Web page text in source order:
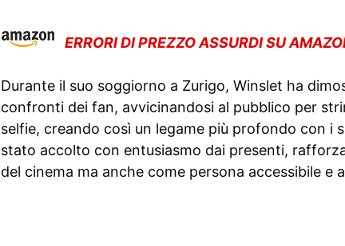
ERRORI DI PREZZO ASSURDI SU
Durante il suo soggiorno a Zurigo, Winslet ha
confronti dei fan, avvicinandosi al pubblico per
selfie, creando così un legame più profondo con i
stato accolto con entusiasmo dai presenti,
del cinema ma anche come persona accessibile e